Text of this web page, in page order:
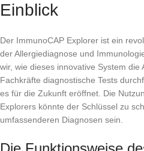
Einblick
Der ImmunoCAP Explorer ist ein
der Allergiediagnose und
wir, wie dieses innovative System die
Fachkräfte diagnostische Tests
es für die Zukunft eröffnet. Die
Explorers könnte der Schlüssel zu
umfassenderen Diagnosen sein.